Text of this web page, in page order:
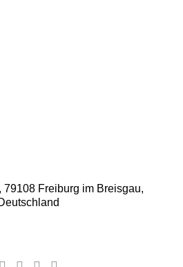
79108 Freiburg im Breisgau,
Facebook-
GoogleYouTube-
Instagram